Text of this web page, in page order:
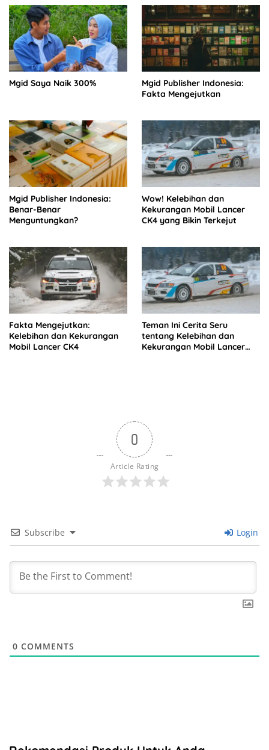
Mgid Saya Naik 300%
Mgid Publisher Indonesia:
Fakta Mengejutkan
Mgid Publisher Indonesia:
Benar-Benar
Menguntungkan?
Wow! Kelebihan dan
Kekurangan Mobil Lancer
CK4 yang Bikin Terkejut
Fakta Mengejutkan:
Kelebihan dan Kekurangan
Mobil Lancer CK4
Teman Ini Cerita Seru
tentang Kelebihan dan
Kekurangan Mobil Lancer
0
Article Rating
Subscribe Login
0 COMMENTS